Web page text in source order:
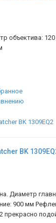
объектива:
BK
Диаметр
900 мм
прекрасно